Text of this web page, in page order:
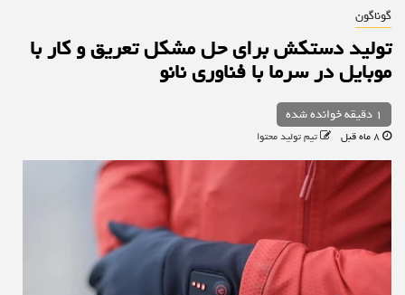
گوناگون
تولید دستکش برای حل مشکل تعریق و کار با
موبایل در سرما با فناوری نانو
1 دقیقه خوانده شده
تیم تولید محتوا